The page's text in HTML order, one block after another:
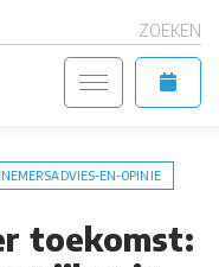
ZOEKEN
EN-OPINIE
toekomst: